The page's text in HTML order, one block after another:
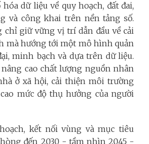
dữ liệu về quy hoạch, đất đai,
và công khai trên nền tảng số.
chỉ giữ vững vị trí dẫn đầu về cải
mà hướng tới một mô hình quản
minh bạch và dựa trên dữ liệu.
cao chất lượng nguồn nhân
ở xã hội, cải thiện môi trường
mức độ thụ hưởng của người
kết nối vùng và mục tiêu
đến 2030 - tầm nhìn 2045 -